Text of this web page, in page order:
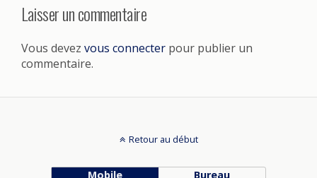
Laisser un commentaire
Vous devez vous connecter pour publier un
commentaire.
Retour au début
Mobile Bureau